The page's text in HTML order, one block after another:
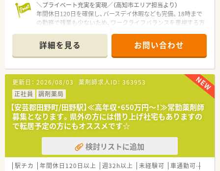
■特定の店舗に縛られることなく欠員のある場所へヘルプに入
るため、多様な処方内容や患者様への対応能力を磨くことができ
る内容です。
■関連会社でのジェネリック医薬品の取り扱いがあるため、安定
した医薬品供給と経済性を考慮した調剤業務を実践することが
可能です。
＼プライベート充実を実現／（高知市エリア担当より）
年間休日120日を確保し、バースデイ休暇なども完備。18時まで
の勤務で残業も少ないため、ワークライフバランスを重視する方
【店舗情報と応需状況について】
■旭町三丁目駅から徒歩4分という好立地にあり、毎日の通勤負
担が少なく通いやすい調剤薬局です。
■皮膚科や整形外科など多岐にわたる専門的な処方箋を1日あた
り50から60枚ほど応需しています。
■居宅や施設への在宅業務にも積極的に注力しており、地域医療
に深く貢献できるやりがいのある環境です。
【法人特徴について】
■何よりも患者様のためになることを理念として掲げ、医療のプ
ロフェッショナルとしての使命を大切にしています。
■地域に根ざしたクリニックの門前を中心とした店舗展開を行
い、かかりつけ薬剤師の役割を担っています。
■経営陣が薬剤師として自ら現場で勤務する現場主義を貫いて
詳細を見る お問い合わせ
更新日： 2026/08/03 薬剤師求人ID： 363953
正社員
調剤薬局
【安芸郡田野町/田野駅】≪高年収・650万円～！≫常勤薬剤師
募集となります。県外の方には借り上げ社宅もありますの
で転居予定の方にもオススメです☆
検討リストに追加
駅チカ 年間休日120日以上 週32h以上 未経験可 車通勤可